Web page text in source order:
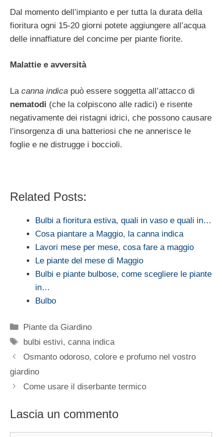
Dal momento dell’impianto e per tutta la durata della
fioritura ogni 15-20 giorni potete aggiungere all’acqua
delle innaffiature del concime per piante fiorite.
Malattie e avversità
La canna indica può essere soggetta all’attacco di
nematodi (che la colpiscono alle radici) e risente
negativamente dei ristagni idrici, che possono causare
l’insorgenza di una batteriosi che ne annerisce le
foglie e ne distrugge i boccioli.
Related Posts:
Bulbi a fioritura estiva, quali in vaso e quali in…
Cosa piantare a Maggio, la canna indica
Lavori mese per mese, cosa fare a maggio
Le piante del mese di Maggio
Bulbi e piante bulbose, come scegliere le piante
in…
Bulbo
Categorie
Piante da Giardino
Tag
bulbi estivi,canna indica
Osmanto odoroso, colore e profumo nel vostro
giardino
Come usare il diserbante termico
Lascia un commento